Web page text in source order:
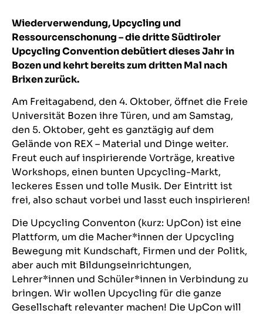
Wiederverwendung, Upcycling und
Ressourcenschonung – die dritte Südtiroler
Upcycling Convention debütiert dieses Jahr in
Bozen und kehrt bereits zum dritten Mal nach
Brixen zurück.
Am Freitagabend, den 4. Oktober, öffnet die Freie
Universität Bozen ihre Türen, und am Samstag,
den 5. Oktober, geht es ganztägig auf dem
Gelände von REX – Material und Dinge weiter.
Freut euch auf inspirierende Vorträge, kreative
Workshops, einen bunten Upcycling-Markt,
leckeres Essen und tolle Musik. Der Eintritt ist
frei, also schaut vorbei und lasst euch inspirieren!
Die Upcycling Conventon (kurz: UpCon) ist eine
Plattform, um die Macher*innen der Upcycling
Bewegung mit Kundschaft, Firmen und der Politk,
aber auch mit Bildungseinrichtungen,
Lehrer*innen und Schüler*innen in Verbindung zu
bringen. Wir wollen Upcycling für die ganze
Gesellschaft relevanter machen! Die UpCon will